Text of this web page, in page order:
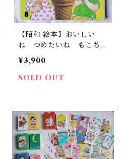
【昭和 絵本】おいしい
ね つめたいね もこちゃ
んチャイルド
¥3,900
SOLD OUT